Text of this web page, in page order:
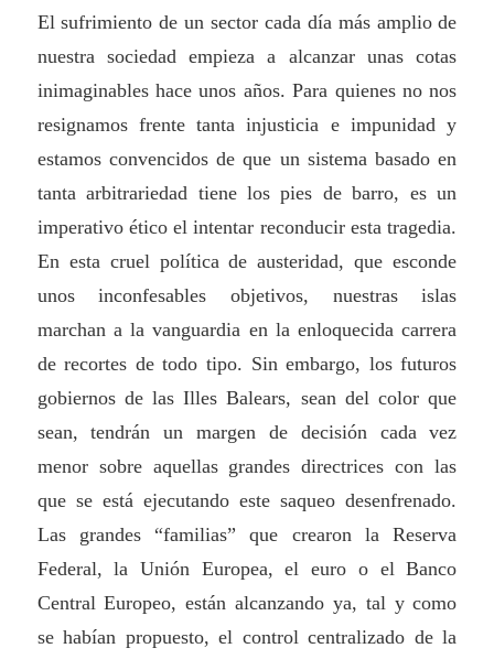
El sufrimiento de un sector cada día más amplio de
nuestra sociedad empieza a alcanzar unas cotas
inimaginables hace unos años. Para quienes no nos
resignamos frente tanta injusticia e impunidad y
estamos convencidos de que un sistema basado en
tanta arbitrariedad tiene los pies de barro, es un
imperativo ético el intentar reconducir esta tragedia.
En esta cruel política de austeridad, que esconde
unos inconfesables objetivos, nuestras islas
marchan a la vanguardia en la enloquecida carrera
de recortes de todo tipo. Sin embargo, los futuros
gobiernos de las Illes Balears, sean del color que
sean, tendrán un margen de decisión cada vez
menor sobre aquellas grandes directrices con las
que se está ejecutando este saqueo desenfrenado.
Las grandes “familias” que crearon la Reserva
Federal, la Unión Europea, el euro o el Banco
Central Europeo, están alcanzando ya, tal y como
se habían propuesto, el control centralizado de la